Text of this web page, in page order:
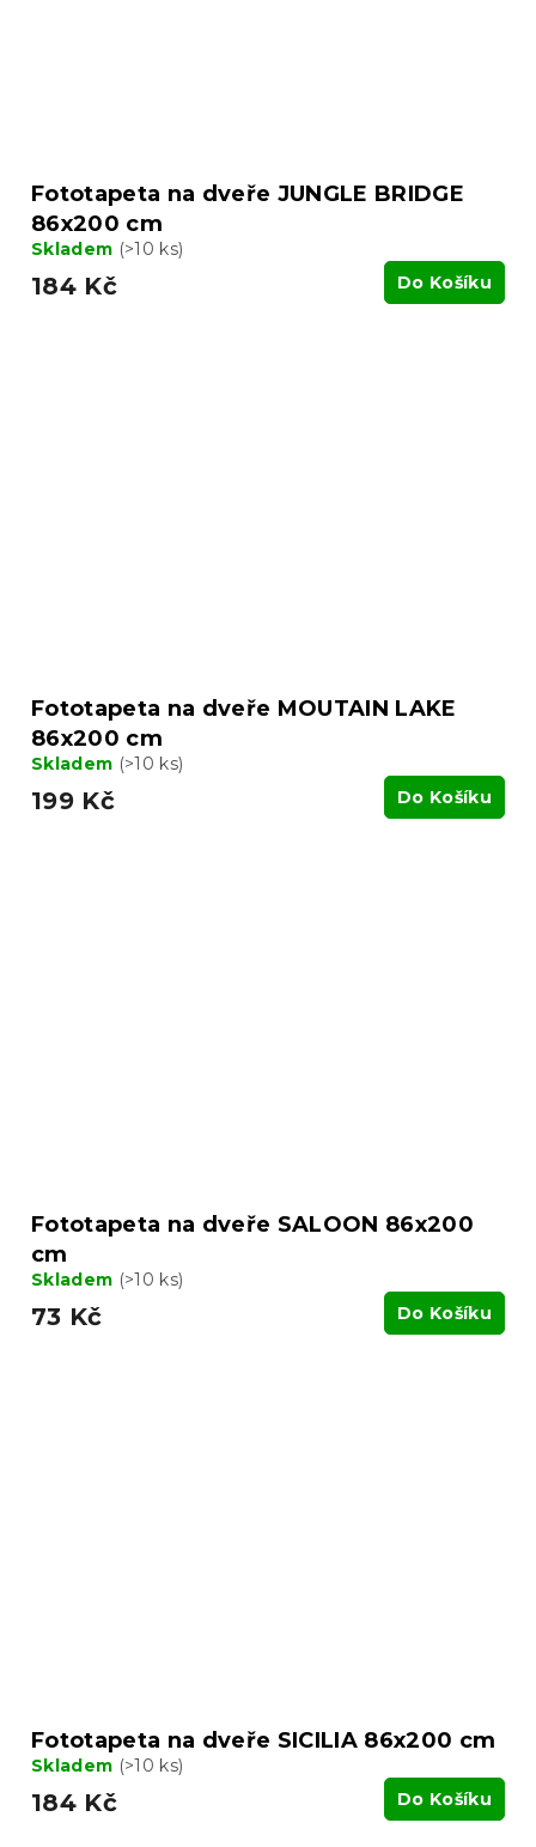
Fototapeta na dveře JUNGLE BRIDGE
86x200 cm
Skladem (>10 ks)
184 Kč Do Košíku
Fototapeta na dveře MOUTAIN LAKE
86x200 cm
Skladem (>10 ks)
199 Kč Do Košíku
Fototapeta na dveře SALOON 86x200
cm
Skladem (>10 ks)
73 Kč Do Košíku
Fototapeta na dveře SICILIA 86x200 cm
Skladem (>10 ks)
184 Kč Do Košíku